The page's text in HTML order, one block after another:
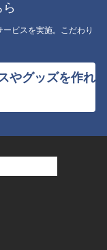
ビスを実施。こだわり
やグッズを作れ